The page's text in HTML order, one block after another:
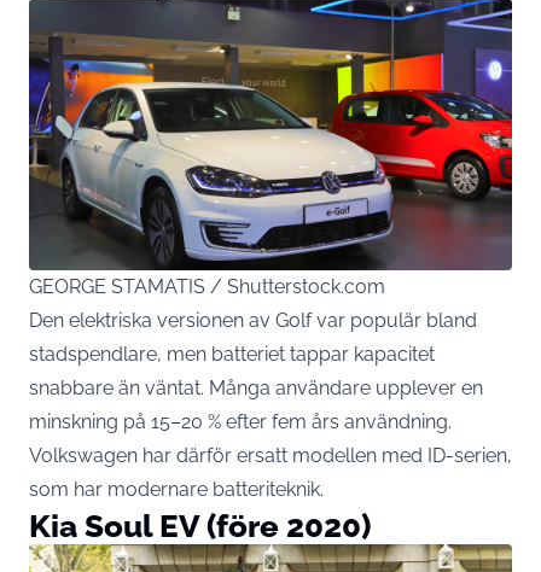
GEORGE STAMATIS / Shutterstock.com
Den elektriska versionen av Golf var populär bland
stadspendlare, men batteriet tappar kapacitet
snabbare än väntat. Många användare upplever en
minskning på 15–20 % efter fem års användning.
Volkswagen har därför ersatt modellen med ID-serien,
som har modernare batteriteknik.
Kia Soul EV (före 2020)